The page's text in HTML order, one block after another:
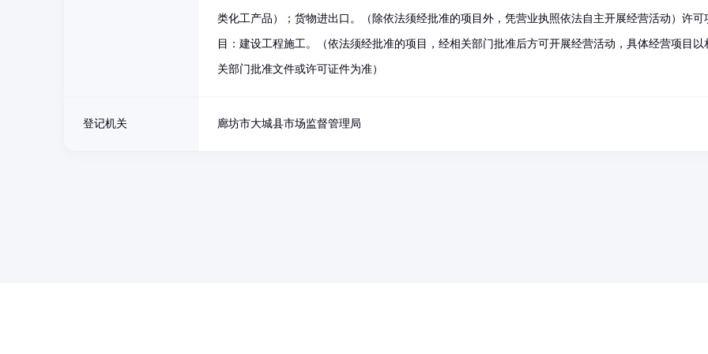
类化工产品）；货物进出口。（除依法须经批准的项目外，凭营业执照依法自主开展经营活动）许可
目：建设工程施工。（依法须经批准的项目，经相关部门批准后方可开展经营活动，具体经营项目以
关部门批准文件或许可证件为准）
登记机关 廊坊市大城县市场监督管理局